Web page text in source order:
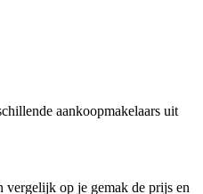
aankoopmakelaars uit
op je gemak de prijs en